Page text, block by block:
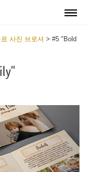
료 사진 브로셔 > #5 "Bold
/
on